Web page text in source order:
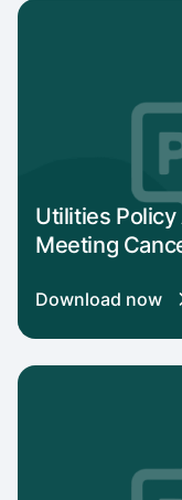
Utilities
Meeting
Download now
Download link
Download link